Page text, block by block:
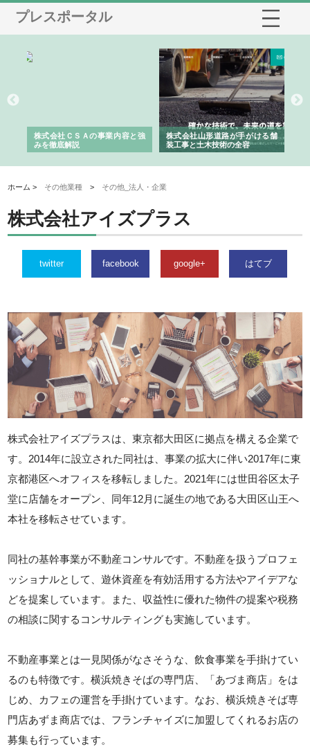
プレスポータル
株式会社ＣＳＡの事業内容と強
みを徹底解説
株式会社山形道路が手がける舗
装工事と土木技術の全容
ホーム > その他業種 > その他_法人・企業
株式会社アイズプラス
twitter facebook google+ はてブ
株式会社アイズプラスは、東京都大田区に拠点を構える企業で
す。2014年に設立された同社は、事業の拡大に伴い2017年に東
京都港区へオフィスを移転しました。2021年には世田谷区太子
堂に店舗をオープン、同年12月に誕生の地である大田区山王へ
本社を移転させています。
同社の基幹事業が不動産コンサルです。不動産を扱うプロフェ
ッショナルとして、遊休資産を有効活用する方法やアイデアな
どを提案しています。また、収益性に優れた物件の提案や税務
の相談に関するコンサルティングも実施しています。
不動産事業とは一見関係がなさそうな、飲食事業を手掛けてい
るのも特徴です。横浜焼きそばの専門店、「あづま商店」をは
じめ、カフェの運営を手掛けています。なお、横浜焼きそば専
門店あずま商店では、フランチャイズに加盟してくれるお店の
募集も行っています。